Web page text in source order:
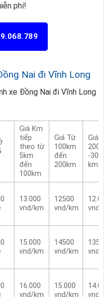
phí!
Nai đi Vĩnh Long
xe Đồng Nai đi Vĩnh Long
Giá Km
tiếp
theo từ
5km
đến
100km
Giá Từ
100km
đến
200km
Giá
-300
km
13.000
vnd/km
12500
vnd/km
vnd/
15.000
vnd/km
14500
vnd/km
vnd/
16.000
vnd/km
15.000
vnd/km
vnd/